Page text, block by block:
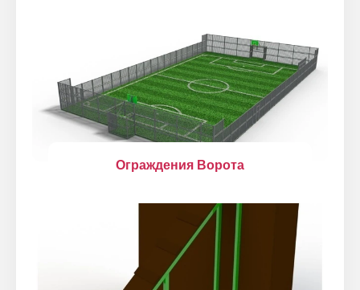
Ограждения Ворота